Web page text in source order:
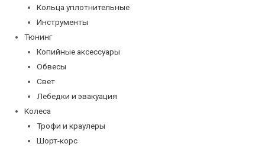
Кольца уплотнительные
Инструменты
Тюнинг
Копийные аксессуары
Обвесы
Свет
Лебедки и эвакуация
Колеса
Трофи и краулеры
Шорт-корс